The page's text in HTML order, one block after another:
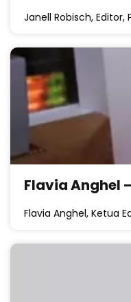
Janell Robisch,
Flavia Anghel
Flavia Anghel, Ketua